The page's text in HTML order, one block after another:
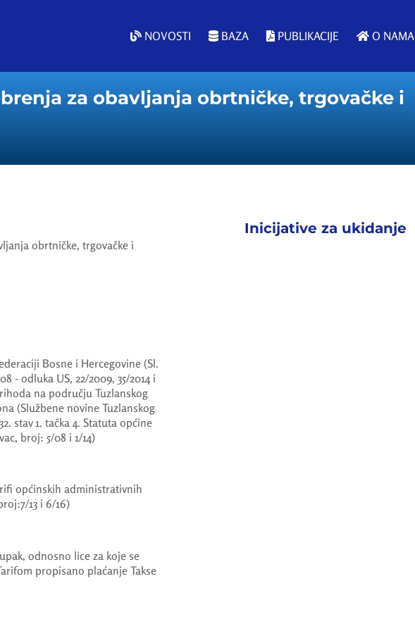
NOVOSTI BAZA PUBLIKACIJE O NAMA
za obavljanja obrtničke, trgovačke i
obrtničke, trgovačke i
Bosne i Hercegovine (Sl.
- odluka US, 22/2009, 35/2014 i
na području Tuzlanskog
(Službene novine Tuzlanskog
stav 1. tačka 4. Statuta općine
broj: 5/08 i 1/14)
općinskih administrativnih
13 i 6/16)
odnosno lice za koje se
propisano plaćanje Takse
Inicijative za ukidanje